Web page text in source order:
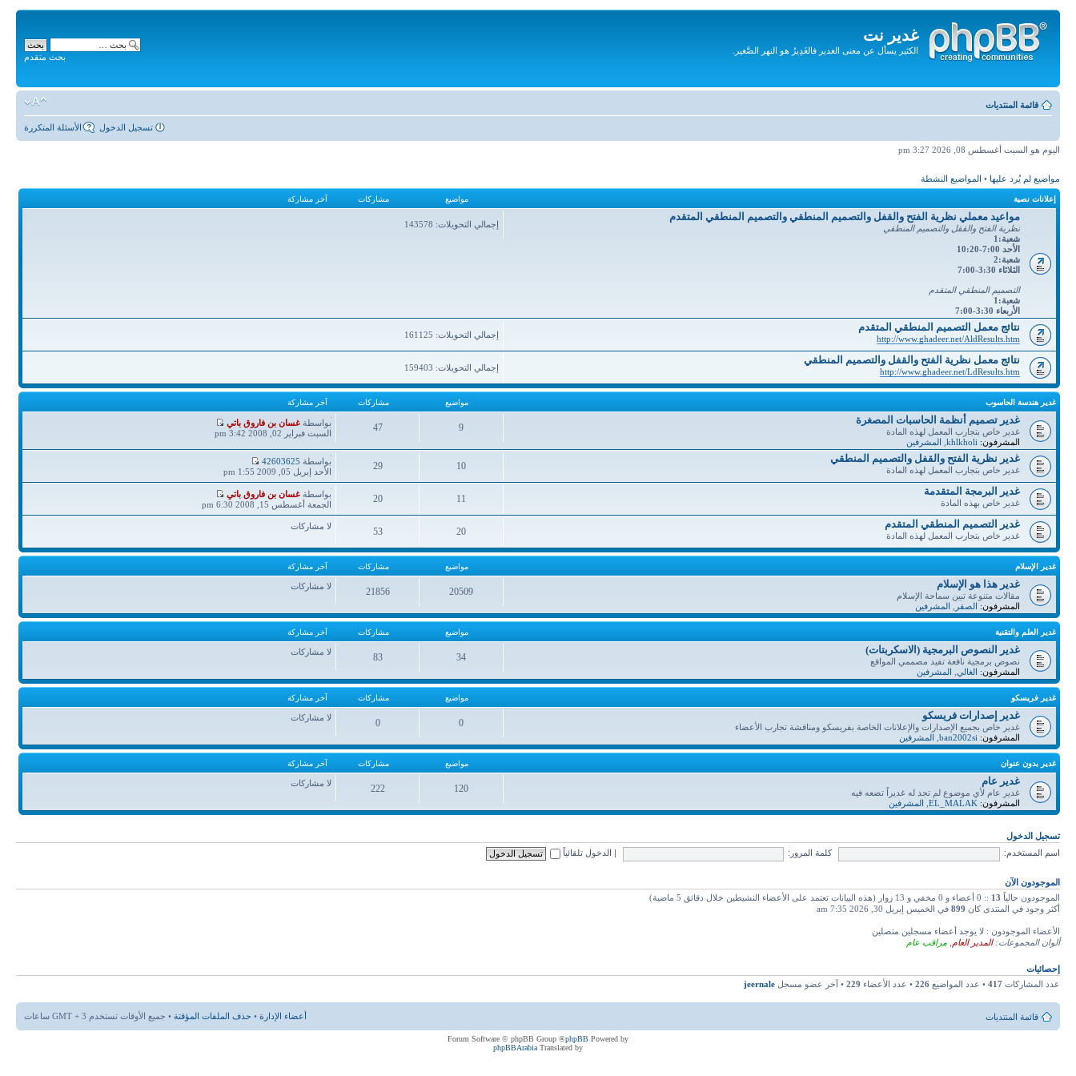
غدير نت
الكثير يسأل عن معنى الغدير فالغَدِيرُ هو النهر الصَّغير.
المحتويات
بحث متقدم
قائمة المنتديات
الأسئلة المتكررة تسجيل الدخول
اليوم هو السبت أغسطس 08, 2026 3:27 pm
مواضيع لم يُرد عليها • المواضيع النشطة
إعلانات نصية مواضيع مشاركات آخر مشاركة
مواعيد معملي نظرية الفتح والقفل والتصميم المنطقي والتصميم المنطقي المتقدم
نظرية الفتح والققل والتصميم المنطقي
شعبة:1
الأحد 7:00-10:20
شعبة:2
الثلاثاء 3:30-7:00
التصميم المنطقي المتقدم
شعبة:1
الأربعاء 3:30-7:00
إجمالي التحويلات: 143578
نتائج معمل التصميم المنطقي المتقدم
http://www.ghadeer.net/AldResults.htm إجمالي التحويلات: 161125
نتائج معمل نظرية الفتح والقفل والتصميم المنطقي
http://www.ghadeer.net/LdResults.htm إجمالي التحويلات: 159403
غدير هندسة الحاسوب مواضيع مشاركات آخر مشاركة
غدير تصميم أنظمة الحاسبات المصغرة
غدير خاص بتجارب المعمل لهذه المادة
المشرفون: khlkholi المشرفين
9
مواضيع
47
مشاركات
آخر
مشاركة
بواسطة غسان بن فاروق باتي
السبت فبراير 02, 2008 3:42 pm
غدير نظرية الفتح والقفل والتصميم المنطقي
غدير خاص بتجارب المعمل لهذه المادة
10
مواضيع
29
مشاركات
آخر
مشاركة
بواسطة 42603625
الأحد إبريل 05, 2009 1:55 pm
غدير البرمجة المتقدمة
غدير خاص بهذه المادة
11
مواضيع
20
مشاركات
آخر
مشاركة
بواسطة غسان بن فاروق باتي
الجمعة أغسطس 15, 2008 6:30 pm
غدير التصميم المنطقي المتقدم
غدير خاص بتجارب المعمل لهذه المادة
20
مواضيع
53
مشاركات
لا مشاركات
غدير الإسلام مواضيع مشاركات آخر مشاركة
غدير هذا هو الإسلام
مقالات متنوعة تبين سماحة الإسلام
المشرفون: الصقر المشرفين
20509
مواضيع
21856
مشاركات
لا مشاركات
غدير العلم والتقنية مواضيع مشاركات آخر مشاركة
غدير النصوص البرمجية (الاسكربتات)
نصوص برمجية نافعة تفيد مصممي المواقع
المشرفون: الغالي المشرفين
34
مواضيع
83
مشاركات
لا مشاركات
غدير فريسكو مواضيع مشاركات آخر مشاركة
غدير إصدارات فريسكو
غدير خاص بجميع الإصدارات والإعلانات الخاصة بفريسكو ومناقشة تجارب الأعضاء
المشرفون: ban2002si المشرفين
0
مواضيع
0
مشاركات
لا مشاركات
غدير بدون عنوان مواضيع مشاركات آخر مشاركة
غدير عام
غدير عام لأي موضوع لم تجد له غديراً تضعه فيه
المشرفون: EL_MALAK المشرفين
120
مواضيع
222
مشاركات
لا مشاركات
تسجيل الدخول
اسم المستخدم: كلمة المرور: الدخول تلقائياً
الموجودون الآن
الموجودون حالياً 13 :: 0 أعضاء و 0 مخفي و 13 زوار (هذه البيانات تعتمد على الأعضاء النشيطين خلال دقائق 5 ماضية)
أكثر وجود في المنتدى كان 899 في الخميس إبريل 30, 2026 7:35 am
الأعضاء الموجودون : لا يوجد أعضاء مسجلين متصلين
ألوان المجموعات:المدير العام مراقب عام
إحصائيات
عدد المشاركات 417 • عدد المواضيع 226 • عدد الأعضاء 229 • آخر عضو مسجل jeernale
قائمة المنتديات أعضاء الإدارة • حذف الملفات المؤقتة • جميع الأوقات تستخدم GMT + 3 ساعات
Powered by
phpBB
® Forum Software © phpBB Group
Translated by
phpBBArabia